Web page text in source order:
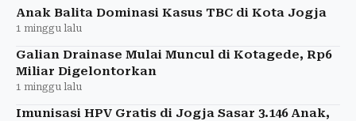
Anak Balita Dominasi Kasus TBC di Kota Jogja
1 minggu lalu
Galian Drainase Mulai Muncul di Kotagede, Rp6
Miliar Digelontorkan
1 minggu lalu
Imunisasi HPV Gratis di Jogja Sasar 3.146 Anak,